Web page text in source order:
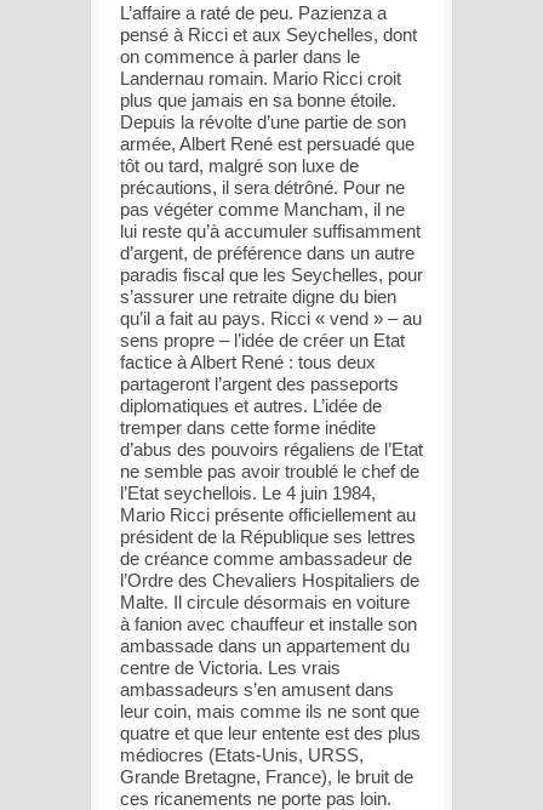
L’affaire a raté de peu. Pazienza a
pensé à Ricci et aux Seychelles, dont
on commence à parler dans le
Landernau romain. Mario Ricci croit
plus que jamais en sa bonne étoile.
Depuis la révolte d’une partie de son
armée, Albert René est persuadé que
tôt ou tard, malgré son luxe de
précautions, il sera détrôné. Pour ne
pas végéter comme Mancham, il ne
lui reste qu’à accumuler suffisamment
d’argent, de préférence dans un autre
paradis fiscal que les Seychelles, pour
s’assurer une retraite digne du bien
qu’il a fait au pays. Ricci « vend » – au
sens propre – l’idée de créer un Etat
factice à Albert René : tous deux
partageront l’argent des passeports
diplomatiques et autres. L’idée de
tremper dans cette forme inédite
d’abus des pouvoirs régaliens de l’Etat
ne semble pas avoir troublé le chef de
l’Etat seychellois. Le 4 juin 1984,
Mario Ricci présente officiellement au
président de la République ses lettres
de créance comme ambassadeur de
l’Ordre des Chevaliers Hospitaliers de
Malte. Il circule désormais en voiture
à fanion avec chauffeur et installe son
ambassade dans un appartement du
centre de Victoria. Les vrais
ambassadeurs s’en amusent dans
leur coin, mais comme ils ne sont que
quatre et que leur entente est des plus
médiocres (Etats-Unis, URSS,
Grande Bretagne, France), le bruit de
ces ricanements ne porte pas loin.